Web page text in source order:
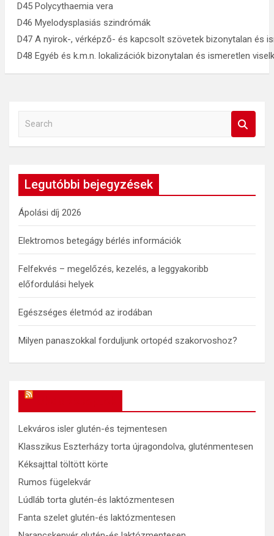
D45 Polycythaemia vera
D46 Myelodysplasiás szindrómák
D47 A nyirok-, vérképző- és kapcsolt szövetek bizonytalan és
D48 Egyéb és k.m.n. lokalizációk bizonytalan és ismeretlen
a
h
Legutóbbi bejegyzések
Ápolási díj 2026
Elektromos betegágy bérlés információk
Felfekvés – megelőzés, kezelés, a leggyakoribb
előfordulási helyek
Egészséges életmód az irodában
Milyen panaszokkal forduljunk ortopéd szakorvoshoz?
Lekváros isler glutén-és tejmentesen
Klasszikus Eszterházy torta újragondolva, gluténmentesen
Kéksajttal töltött körte
Rumos fügelekvár
Lúdláb torta glutén-és laktózmentesen
Fanta szelet glutén-és laktózmentesen